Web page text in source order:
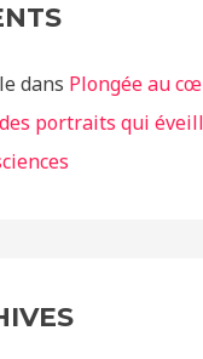
dans Plongée au
portraits qui